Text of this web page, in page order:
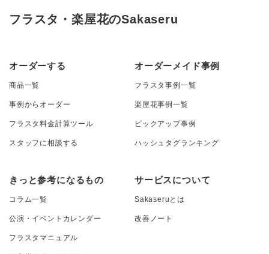
フラスタ・楽屋花のSakaseru
オーダーする
商品一覧
事例からオーダー
フラスタ料金計算ツール
スタッフに相談する
オーダーメイド事例
フラスタ事例一覧
楽屋花事例一覧
ピックアップ事例
ハッシュタグランキング
きっと参考になるもの
コラム一覧
公演・イベントカレンダー
フラスタマニュアル
サービスについて
Sakaseruとは
改善ノート